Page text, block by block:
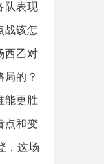
队表现
战该怎
西乙对
局的？
能更胜
点和变
，这场